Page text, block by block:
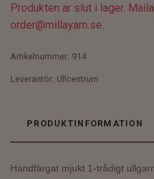
Produkten är slut i lager.
order@millayarn.se.
Artikelnummer: 914
Leverantör: Ullcentrum
PRODUKTINFORMATION
Handfärgat mjukt 1-trådigt